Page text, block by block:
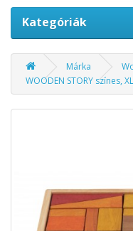
Kategóriák
Márka
WOODEN STORY színes,